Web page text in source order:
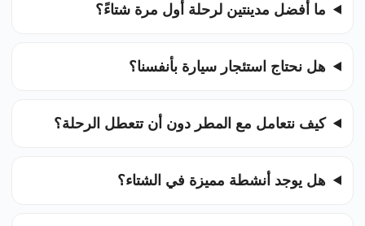
ما أفضل مدينتين لرحلة أول مرة شتاءً؟
هل نحتاج استئجار سيارة بأنفسنا؟
كيف نتعامل مع المطر دون أن تتعطل الرحلة؟
هل يوجد أنشطة مميزة في الشتاء؟